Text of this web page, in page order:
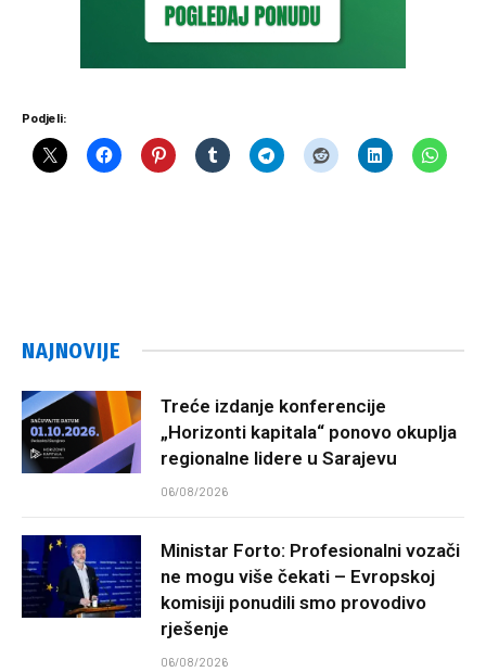
Podjeli:
NAJNOVIJE
Treće izdanje konferencije
„Horizonti kapitala“ ponovo okuplja
regionalne lidere u Sarajevu
06/08/2026
Ministar Forto: Profesionalni vozači
ne mogu više čekati – Evropskoj
komisiji ponudili smo provodivo
rješenje
06/08/2026